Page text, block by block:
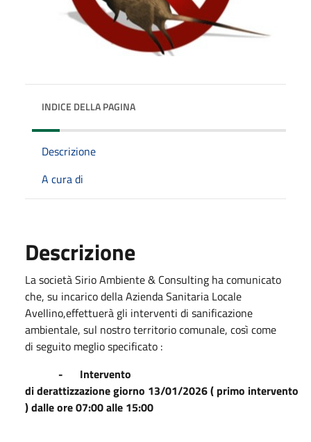
INDICE DELLA PAGINA
Descrizione
A cura di
Descrizione
La società Sirio Ambiente & Consulting ha comunicato
che, su incarico della Azienda Sanitaria Locale
Avellino,effettuerà gli interventi di sanificazione
ambientale, sul nostro territorio comunale, così come
di seguito meglio specificato :
- Intervento
di derattizzazione giorno 13/01/2026 ( primo intervento
) dalle ore 07:00 alle 15:00